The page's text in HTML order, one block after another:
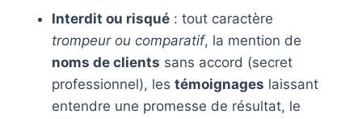
Interdit ou risqué : tout caractère
trompeur ou comparatif, la mention de
noms de clients sans accord (secret
professionnel), les témoignages laissant
entendre une promesse de résultat, le